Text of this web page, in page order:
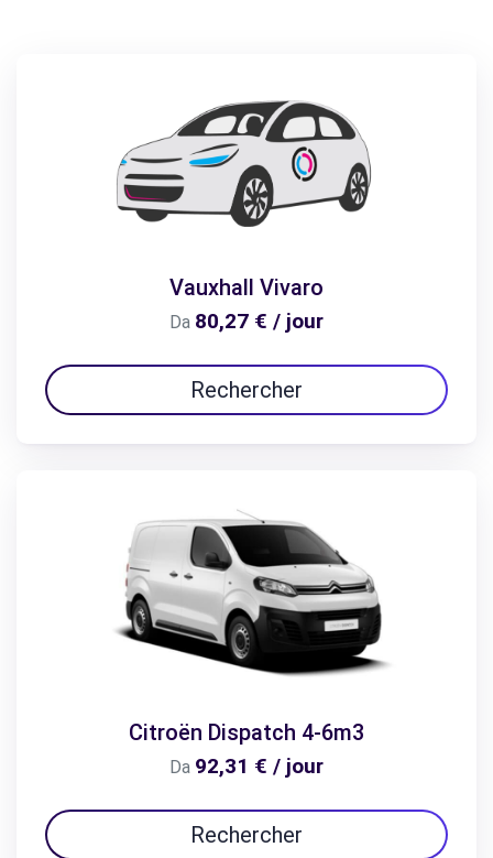
Vauxhall Vivaro
Da 80,27 € / jour
Rechercher
Citroën Dispatch 4-6m3
Da 92,31 € / jour
Rechercher